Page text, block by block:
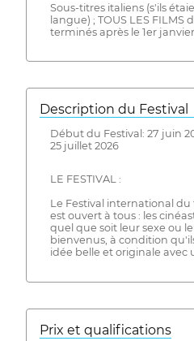
Sous-titres italiens (s'ils
langue) ; TOUS LES FILMS
terminés après le 1er janvier
Description du Festival
Début du Festival: 27 juin
25 juillet 2026
LE FESTIVAL :
Le Festival international du
est ouvert à tous : les
quel que soit leur sexe ou
bienvenus, à condition
idée belle et originale avec
Prix ​​et qualifications